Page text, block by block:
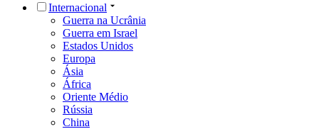
Internacional
Guerra na Ucrânia
Guerra em Israel
Estados Unidos
Europa
Ásia
África
Oriente Médio
Rússia
China